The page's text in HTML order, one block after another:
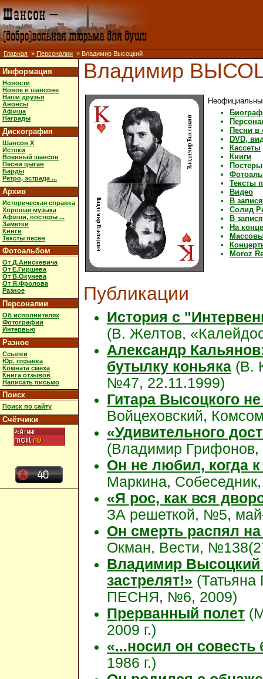
Главная » Персоналии » Владимир Высоцкий
Информация
Новости
Новое в шансоне
Наши друзья
Анонсы
Афиша
Награды
Дискография
Шансон X
Истоки
Военный шансон
Песни цыган
Барды
Ретро, эстрада ...
Архив
Историческая справка
Хорошая музыка
Афиши, постеры ...
Заметки
Книги
Тексты песен
Фотоальбом
От Д.Анискевича
От Е.Гиршева
От В.Окунева
От Я.Фролова
Разное
Персоналии
Об исполнителях
Фотографии
Интервью
Разное
Ссылки
Юр. справка
Комната смеха
Книга отзывов
Написать письмо
Поиск
Поиск по сайту
Счётчики
Владимир
Песни в
DVD,
Кассеты
Книги
Тексты
Видео
В
Солид
В
На
Moroz
Публикации
История с
(В. Желтов,
Александр
бутылку коньяка (В.
№47, 22.11.1999)
Гитара Высоцкого
Войцеховский,
«Удивительного
(Владимир Грифонов,
Он не любил, когда
Маркина,
«Я рос, как вся
ЗА решеткой, №5,
Он смерть распял на
Окман, Вести,
Владимир Высоцкий
застрелят!»
ПЕСНЯ, №6, 2009)
Прерванный полет
2009 г.)
«...носил он совесть
1986 г.)